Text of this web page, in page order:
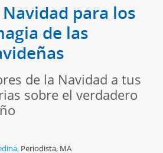
para los
de las
de la Navidad a tus
sobre el verdadero
Periodista, MA